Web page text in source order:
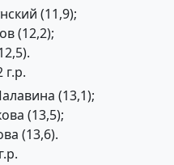
(11,9);
(12,2);
г.р.
(13,1);
(13,5);
(13,6).